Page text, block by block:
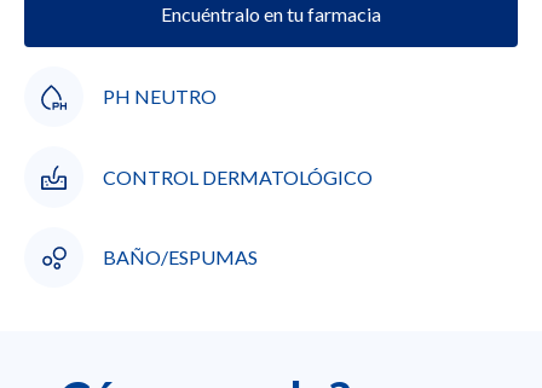
Encuéntralo en tu farmacia
PH NEUTRO
CONTROL DERMATOLÓGICO
BAÑO/ESPUMAS